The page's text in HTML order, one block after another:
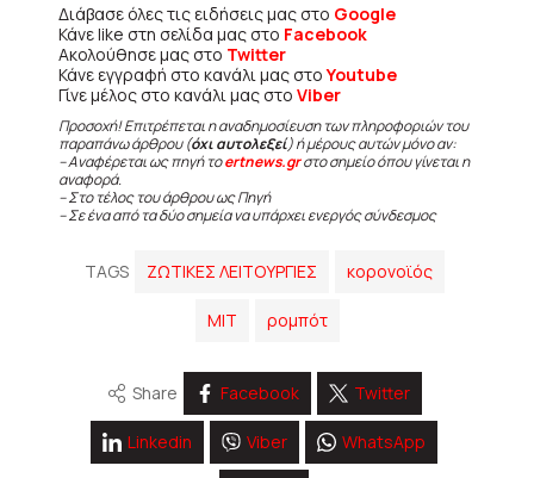
Διάβασε όλες τις ειδήσεις μας στο Google
Κάνε like στη σελίδα μας στο Facebook
Ακολούθησε μας στο Twitter
Κάνε εγγραφή στο κανάλι μας στοYoutube
Γίνε μέλος στο κανάλι μας στο Viber
Προσοχή! Επιτρέπεται η αναδημοσίευση των πληροφοριών του
παραπάνω άρθρου (όχι αυτολεξεί) ή μέρους αυτών μόνο αν:
– Αναφέρεται ως πηγή τοertnews.grστο σημείο όπου γίνεται η
αναφορά.
– Στο τέλος του άρθρου ως Πηγή
– Σε ένα από τα δύο σημεία να υπάρχει ενεργός σύνδεσμος
TAGS ΖΩΤΙΚΕΣ ΛΕΙΤΟΥΡΓΙΕΣ κορονοϊός
ΜΙΤ ρομπότ
Share Facebook Twitter
Linkedin Viber WhatsApp